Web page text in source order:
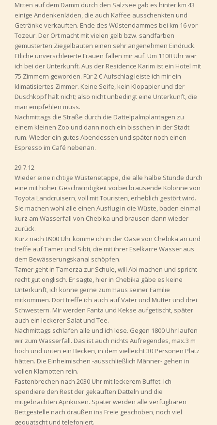
Mitten auf dem Damm durch den Salzsee gab es hinter km 43
einige Andenkenläden, die auch Kaffee ausschenkten und
Getränke verkauften. Ende des Wüstendammes bei km 16 vor
Tozeur. Der Ort macht mit vielen gelb bzw. sandfarben
gemusterten Ziegelbauten einen sehr angenehmen Eindruck.
Etliche unverschleierte Frauen fallen mir auf. Um 1100 Uhr war
ich bei der Unterkunft. Aus der Residence Karim ist ein Hotel mit
75 Zimmern geworden. Für 2 € Aufschlag leiste ich mir ein
klimatisiertes Zimmer. Keine Seife, kein Klopapier und der
Duschkopf hält nicht; also nicht unbedingt eine Unterkunft, die
man empfehlen muss.
Nachmittags die Straße durch die Dattelpalmplantagen zu
einem kleinen Zoo und dann noch ein bisschen in der Stadt
rum. Wieder ein gutes Abendessen und später noch einen
Espresso im Café nebenan.
29.7.12
Wieder eine richtige Wüstenetappe, die alle halbe Stunde durch
eine mit hoher Geschwindigkeit vorbei brausende Kolonne von
Toyota Landcruisern, voll mit Touristen, erheblich gestört wird.
Sie machen wohl alle einen Ausflug in die Wüste, baden einmal
kurz am Wasserfall von Chebika und brausen dann wieder
zurück.
Kurz nach 0900 Uhr komme ich in der Oase von Chebika an und
treffe auf Tamer und Sibti, die mit ihrer Eselkarre Wasser aus
dem Bewässerungskanal schöpfen.
Tamer geht in Tamerza zur Schule, will Abi machen und spricht
recht gut englisch. Er sagte, hier in Chebika gäbe es keine
Unterkunft, ich könne gerne zum Haus seiner Familie
mitkommen. Dort treffe ich auch auf Vater und Mutter und drei
Schwestern. Mir werden Fanta und Kekse aufgetischt, später
auch ein leckerer Salat und Tee.
Nachmittags schlafen alle und ich lese. Gegen 1800 Uhr laufen
wir zum Wasserfall. Das ist auch nichts Aufregendes, max.3 m
hoch und unten ein Becken, in dem vielleicht 30 Personen Platz
hätten. Die Einheimischen -ausschließlich Männer- gehen in
vollen Klamotten rein.
Fastenbrechen nach 2030 Uhr mit leckerem Buffet. Ich
spendiere den Rest der gekauften Datteln und die
mitgebrachten Aprikosen. Später werden alle verfügbaren
Bettgestelle nach draußen ins Freie geschoben, noch viel
gequatscht und telefoniert.